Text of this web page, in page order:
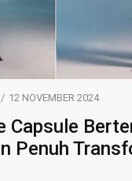
12 NOVEMBER 2024
Capsule
Penuh